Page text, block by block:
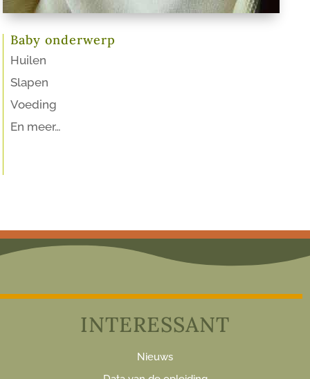
Baby onderwerp
Huilen
Slapen
Voeding
En meer…
INTERESSANT
Nieuws